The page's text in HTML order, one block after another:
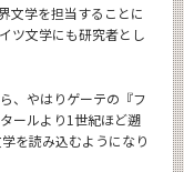
文学を担当することに
ツ文学にも研究者とし
、やはりゲーテの『フ
ールより1世紀ほど遡
を読み込むようになり